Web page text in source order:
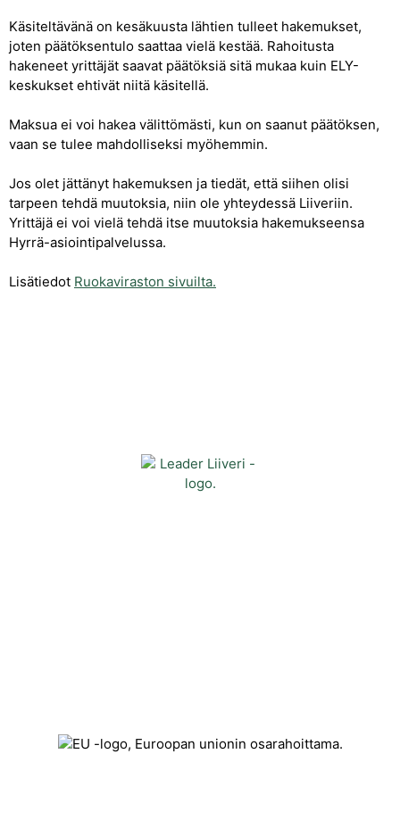
Käsiteltävänä on kesäkuusta lähtien tulleet hakemukset,
joten päätöksentulo saattaa vielä kestää. Rahoitusta
hakeneet yrittäjät saavat päätöksiä sitä mukaa kuin ELY-
keskukset ehtivät niitä käsitellä.
Maksua ei voi hakea välittömästi, kun on saanut päätöksen,
vaan se tulee mahdolliseksi myöhemmin.
Jos olet jättänyt hakemuksen ja tiedät, että siihen olisi
tarpeen tehdä muutoksia, niin ole yhteydessä Liiveriin.
Yrittäjä ei voi vielä tehdä itse muutoksia hakemukseensa
Hyrrä-asiointipalvelussa.
Lisätiedot Ruokaviraston sivuilta.